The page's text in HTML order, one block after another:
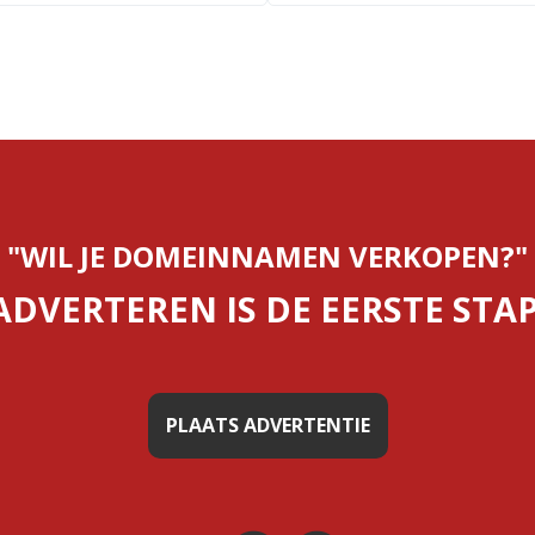
"WIL JE DOMEINNAMEN VERKOPEN?"
IS DE EERSTE
PLAATS ADVERTENTIE